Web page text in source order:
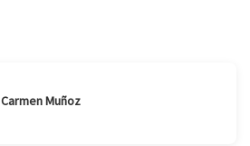
Carmen Muñoz